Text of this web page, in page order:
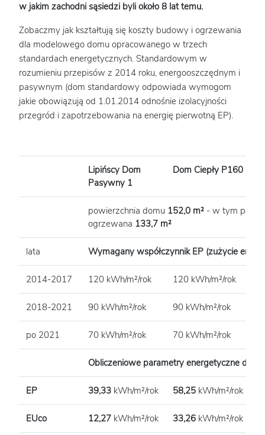
w jakim zachodni sąsiedzi byli około 8 lat temu.
Zobaczmy jak kształtują się koszty budowy i ogrzewania
dla modelowego domu opracowanego w trzech
standardach energetycznych. Standardowym w
rozumieniu przepisów z 2014 roku, energooszczędnym i
pasywnym (dom standardowy odpowiada wymogom
jakie obowiązują od 1.01.2014 odnośnie izolacyjności
przegród i zapotrzebowania na energię pierwotną EP).
Lipińscy Dom
Pasywny 1
Dom Ciepły P160
powierzchnia domu 152,0 m² - w tym
ogrzewana 133,7 m²
lata Wymagany współczynnik EP (zużycie
2014-2017 120 kWh/m²/rok 120 kWh/m²/rok
2018-2021 90 kWh/m²/rok 90 kWh/m²/rok
po 2021 70 kWh/m²/rok 70 kWh/m²/rok
Obliczeniowe parametry energetyczne
EP 39,33 kWh/m²/rok 58,25 kWh/m²/rok
EUco 12,27 kWh/m²/rok 33,26 kWh/m²/rok